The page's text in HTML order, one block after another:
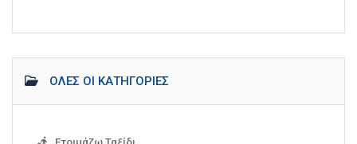
ΌΛΕΣ ΟΙ ΚΑΤΗΓΟΡΊΕΣ